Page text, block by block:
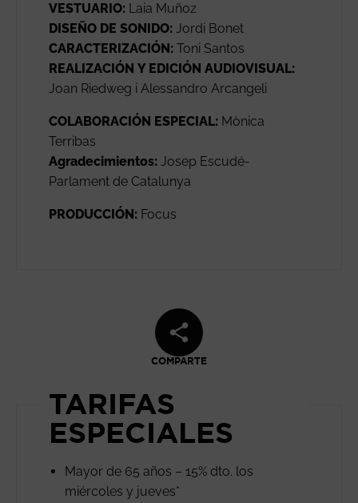
VESTUARIO: Laia Muñoz
DISEÑO DE SONIDO: Jordi Bonet
CARACTERIZACIÓN: Toni Santos
REALIZACIÓN Y EDICIÓN AUDIOVISUAL:
Joan Riedweg i Alessandro Arcangeli
COLABORACIÓN ESPECIAL: Mònica
Terribas
Agradecimientos: Josep Escudé-
Parlament de Catalunya
PRODUCCIÓN: Focus
COMPARTE
TARIFAS
ESPECIALES
Mayor de 65 años – 15% dto. los
miércoles y jueves*